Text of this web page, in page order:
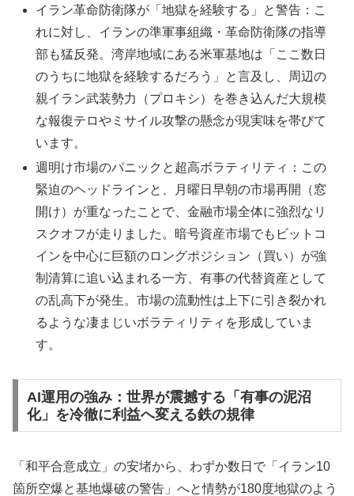
イラン革命防衛隊が「地獄を経験する」と警告：こ
れに対し、イランの準軍事組織・革命防衛隊の指導
部も猛反発。湾岸地域にある米軍基地は「ここ数日
のうちに地獄を経験するだろう」と言及し、周辺の
親イラン武装勢力（プロキシ）を巻き込んだ大規模
な報復テロやミサイル攻撃の懸念が現実味を帯びて
います。
週明け市場のパニックと超高ボラティリティ：この
緊迫のヘッドラインと、月曜日早朝の市場再開（窓
開け）が重なったことで、金融市場全体に強烈なリ
スクオフが走りました。暗号資産市場でもビットコ
インを中心に巨額のロングポジション（買い）が強
制清算に追い込まれる一方、有事の代替資産として
の乱高下が発生。市場の流動性は上下に引き裂かれ
るような凄まじいボラティリティを形成していま
す。
AI運用の強み：世界が震撼する「有事の泥沼
化」を冷徹に利益へ変える鉄の規律
「和平合意成立」の安堵から、わずか数日で「イラン10
箇所空爆と基地爆破の警告」へと情勢が180度地獄のよう